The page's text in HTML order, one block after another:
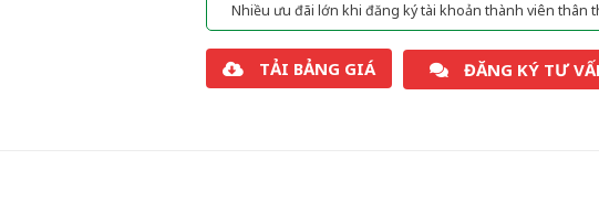
Nhiều ưu đãi lớn khi đăng ký tài khoản thành viên thân
TẢI BẢNG GIÁ ĐĂNG KÝ TƯ